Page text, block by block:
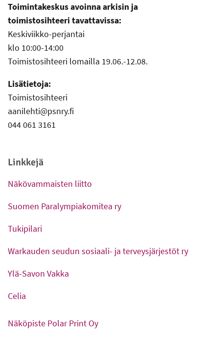
Toimintakeskus avoinna arkisin ja
toimistosihteeri tavattavissa:
Keskiviikko-perjantai
klo 10:00-14:00
Toimistosihteeri lomailla 19.06.-12.08.
Lisätietoja:
Toimistosihteeri
aanilehti@psnry.fi
044 061 3161
Linkkejä
Näkövammaisten liitto
Suomen Paralympiakomitea ry
Tukipilari
Warkauden seudun sosiaali- ja terveysjärjestöt ry
Ylä-Savon Vakka
Celia
Näköpiste Polar Print Oy